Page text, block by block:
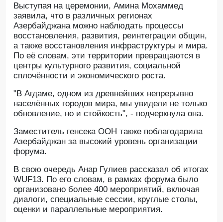
Выступая на церемонии, Амина Мохаммед
заявила, что в различных регионах
Азербайджана можно наблюдать процессы
восстановления, развития, реинтеграции общин,
а также восстановления инфраструктуры и мира.
По её словам, эти территории превращаются в
центры культурного развития, социальной
сплочённости и экономического роста.
"В Агдаме, одном из древнейших непрерывно
населённых городов мира, мы увидели не только
обновление, но и стойкость", - подчеркнула она.
Заместитель генсека ООН также поблагодарила
Азербайджан за высокий уровень организации
форума.
В свою очередь Анар Гулиев рассказал об итогах
WUF13. По его словам, в рамках форума было
организовано более 400 мероприятий, включая
диалоги, специальные сессии, круглые столы,
оценки и параллельные мероприятия.